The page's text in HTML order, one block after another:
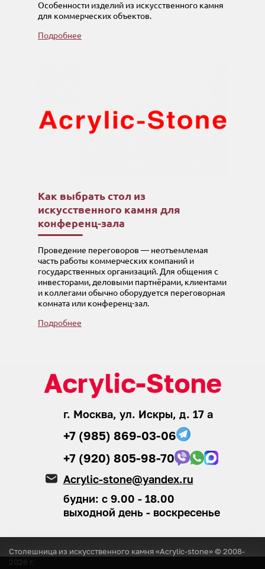
Особенности изделий из искусственного камня
для коммерческих объектов.
Подробнее
Как выбрать стол из
искусственного камня для
конференц-зала
Проведение переговоров — неотъемлемая
часть работы коммерческих компаний и
государственных организаций. Для общения с
инвесторами, деловыми партнёрами, клиентами
и коллегами обычно оборудуется переговорная
комната или конференц-зал.
Подробнее
г. Москва, ул. Искры, д. 17 а
+7 (985) 869-03-06
+7 (920) 805-98-70
Acrylic-stone@yandex.ru
будни: с 9.00 - 18.00
выходной день - воскресенье
Столешница из искусственного камня «Acrylic-stone» © 2008-
2026 г.